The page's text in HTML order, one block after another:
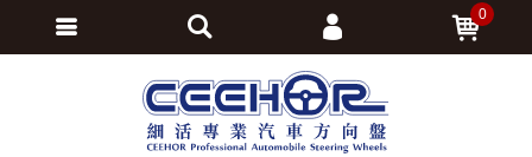
0
會員登入
會員註冊
繁體中文